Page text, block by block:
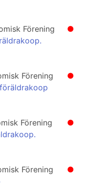
●
Förening
●
Förening
●
Förening
●
Förening